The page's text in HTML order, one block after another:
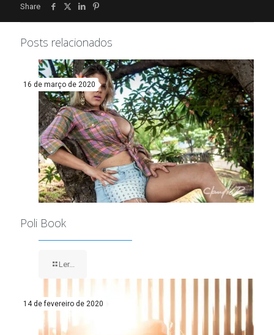
Share
Posts relacionados
16 de março de 2020
Poli Book
Ler...
14 de fevereiro de 2020